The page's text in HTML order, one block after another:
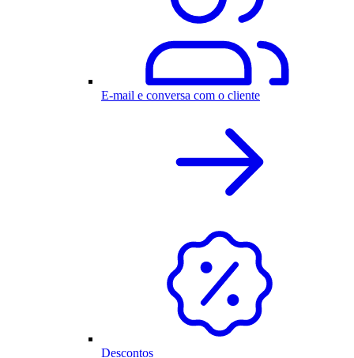
E-mail e conversa com o cliente
Descontos